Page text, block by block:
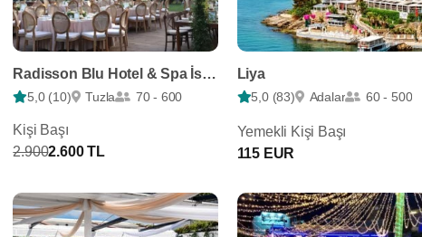
Radisson Blu Hotel & Spa İstanbul Tuzla
5,0 (10) Tuzla 70 - 600
Kişi Başı
2.9002.600 TL
Liya
5,0 (83) Adalar 60 - 500
Yemekli Kişi Başı
115 EUR